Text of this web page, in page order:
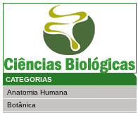
CATEGORIAS
Anatomia Humana
Botânica